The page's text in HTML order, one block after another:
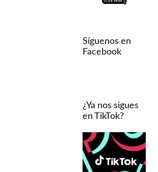
Síguenos en
Facebook
¿Ya nos sigues
en TikTok?